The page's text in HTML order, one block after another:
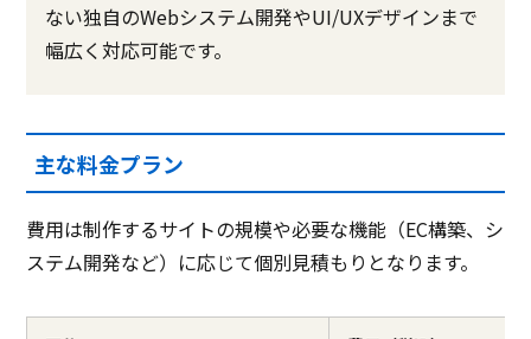
ない独自のWebシステム開発やUI/UXデザインまで
幅広く対応可能です。
主な料金プラン
費用は制作するサイトの規模や必要な機能（EC構築、シ
ステム開発など）に応じて個別見積もりとなります。